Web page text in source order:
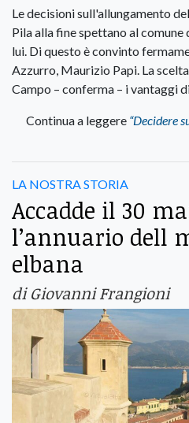
Le decisioni sull'allungamento
Pila alla fine spettano al comune
lui. Di questo è convinto
Azzurro, Maurizio Papi. La
Campo – conferma – i vantaggi
Continua a leggere “Decidere
LA NOSTRA STORIA
Accadde il 30
l’annuario dell
elbana
di Giovanni Frangioni